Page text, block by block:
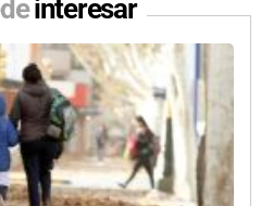
interesar